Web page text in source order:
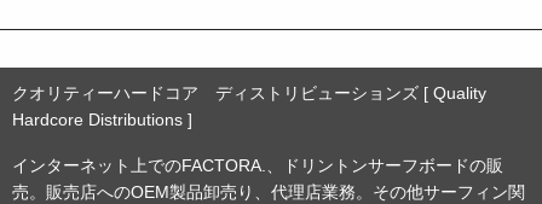
クオリティーハードコア ディストリビューションズ [ Quality
Hardcore Distributions ]
インターネット上でのFACTORA.、ドリントンサーフボードの販
売。販売店へのOEM製品卸売り、代理店業務。その他サーフィン関